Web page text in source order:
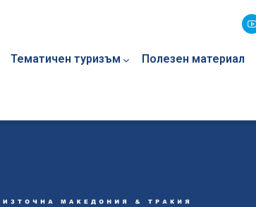
Тематичен туризъм Полезен материал